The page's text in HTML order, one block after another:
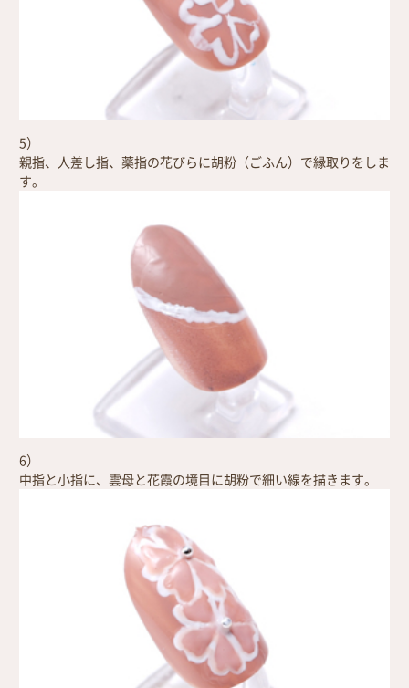
5）
親指、人差し指、薬指の花びらに胡粉（ごふん）で縁取りをしま
す。
6）
中指と小指に、雲母と花霞の境目に胡粉で細い線を描きます。